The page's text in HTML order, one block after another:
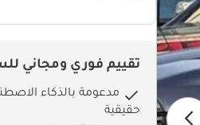
تقييم فوري ومجاني
مدعومة بالذكاء
حقيقية